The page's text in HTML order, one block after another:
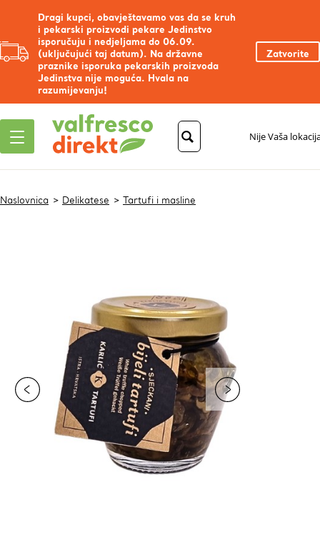
Dragi kupci, obavještavamo vas da se kruh
i pekarski proizvodi pekare Jedinstvo
isporučuju i nedjeljama do 06.09.
(uključujući taj datum). Na državne
praznike isporuka pekarskih proizvoda
Jedinstva nije moguća. Hvala na
razumijevanju!
Zatvorite
Nije Vaša
Naslovnica Delikatese Tartufi i masline